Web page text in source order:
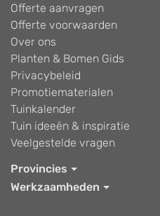
Offerte aanvragen
Offerte voorwaarden
Over ons
Planten & Bomen Gids
Privacybeleid
Promotiematerialen
Tuinkalender
Tuin ideeën & inspiratie
Veelgestelde vragen
Provincies
Werkzaamheden